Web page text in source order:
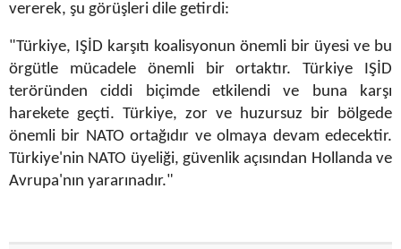
vererek, şu görüşleri dile getirdi:
"Türkiye, IŞİD karşıtı koalisyonun önemli bir üyesi ve bu
örgütle mücadele önemli bir ortaktır. Türkiye IŞİD
teröründen ciddi biçimde etkilendi ve buna karşı
harekete geçti. Türkiye, zor ve huzursuz bir bölgede
önemli bir NATO ortağıdır ve olmaya devam edecektir.
Türkiye'nin NATO üyeliği, güvenlik açısından Hollanda ve
Avrupa'nın yararınadır."